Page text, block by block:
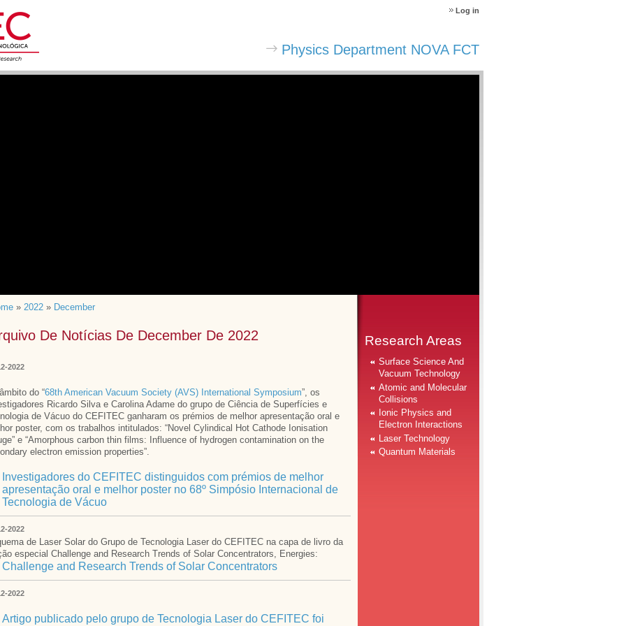
Log in
Physics Department NOVA FCT
» 2022 » December
De Notícias De December De 2022
2022
do “68th American Vacuum Society (AVS) International Symposium”, os
Ricardo Silva e Carolina Adame do grupo de Ciência de Superfícies e
de Vácuo do CEFITEC ganharam os prémios de melhor apresentação oral e
poster, com os trabalhos intitulados: “Novel Cylindical Hot Cathode Ionisation
e “Amorphous carbon thin films: Influence of hydrogen contamination on the
electron emission properties”.
Investigadores do CEFITEC distinguidos com prémios de melhor
apresentação oral e melhor poster no 68º Simpósio Internacional de
Tecnologia de Vácuo
2022
de Laser Solar do Grupo de Tecnologia Laser do CEFITEC na capa de livro da
especial Challenge and Research Trends of Solar Concentrators, Energies:
Challenge and Research Trends of Solar Concentrators
2022
Artigo publicado pelo grupo de Tecnologia Laser do CEFITEC foi
Research Areas
Surface Science And
Vacuum Technology
Atomic and Molecular
Collisions
Ionic Physics and
Electron Interactions
Laser Technology
Quantum Materials